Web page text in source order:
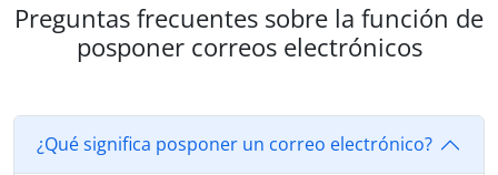
Preguntas frecuentes sobre la función de
posponer correos electrónicos
¿Qué significa posponer un correo electrónico?